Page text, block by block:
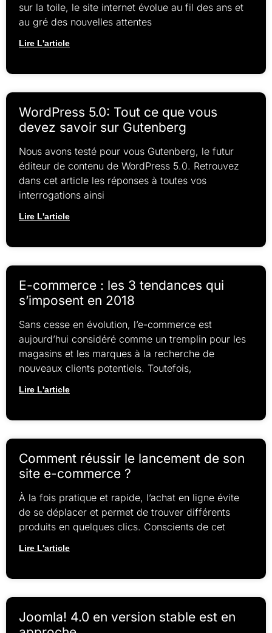
sur la toile, le site internet évolue au fil des ans et
au gré des nouvelles attentes
Lire L'article
WordPress 5.0: Tout ce que vous
devez savoir sur Gutenberg
Nous avons testé pour vous Gutenberg, le futur
éditeur de contenu de WordPress 5.0. Retrouvez
dans cet article les réponses à toutes vos
interrogations ainsi
Lire L'article
E-commerce : les 3 tendances qui
s’imposent en 2018
Sans cesse en évolution, l’e-commerce est
aujourd’hui considéré comme un tremplin pour les
magasins et les marques à la recherche de
nouveaux clients potentiels. Toutefois,
Lire L'article
Comment réussir le lancement de son
site e-commerce ?
À la fois pratique et rapide, l’achat en ligne évite
de se déplacer et permet de trouver différents
produits en quelques clics. Conscients de cet
Lire L'article
Joomla! 4.0 en version stable est en